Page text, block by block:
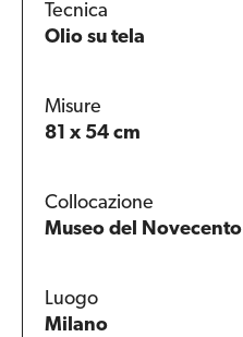
Tecnica
Olio su tela
Misure
81 x 54 cm
Collocazione
Museo del Novecento
Luogo
Milano